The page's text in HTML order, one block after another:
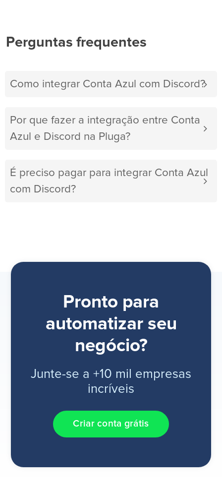
Perguntas frequentes
Como integrar Conta Azul com Discord?
Por que fazer a integração entre Conta
Azul e Discord na Pluga?
É preciso pagar para integrar Conta Azul
com Discord?
Pronto para
automatizar seu
negócio?
Junte-se a +10 mil empresas
incríveis
Criar conta grátis